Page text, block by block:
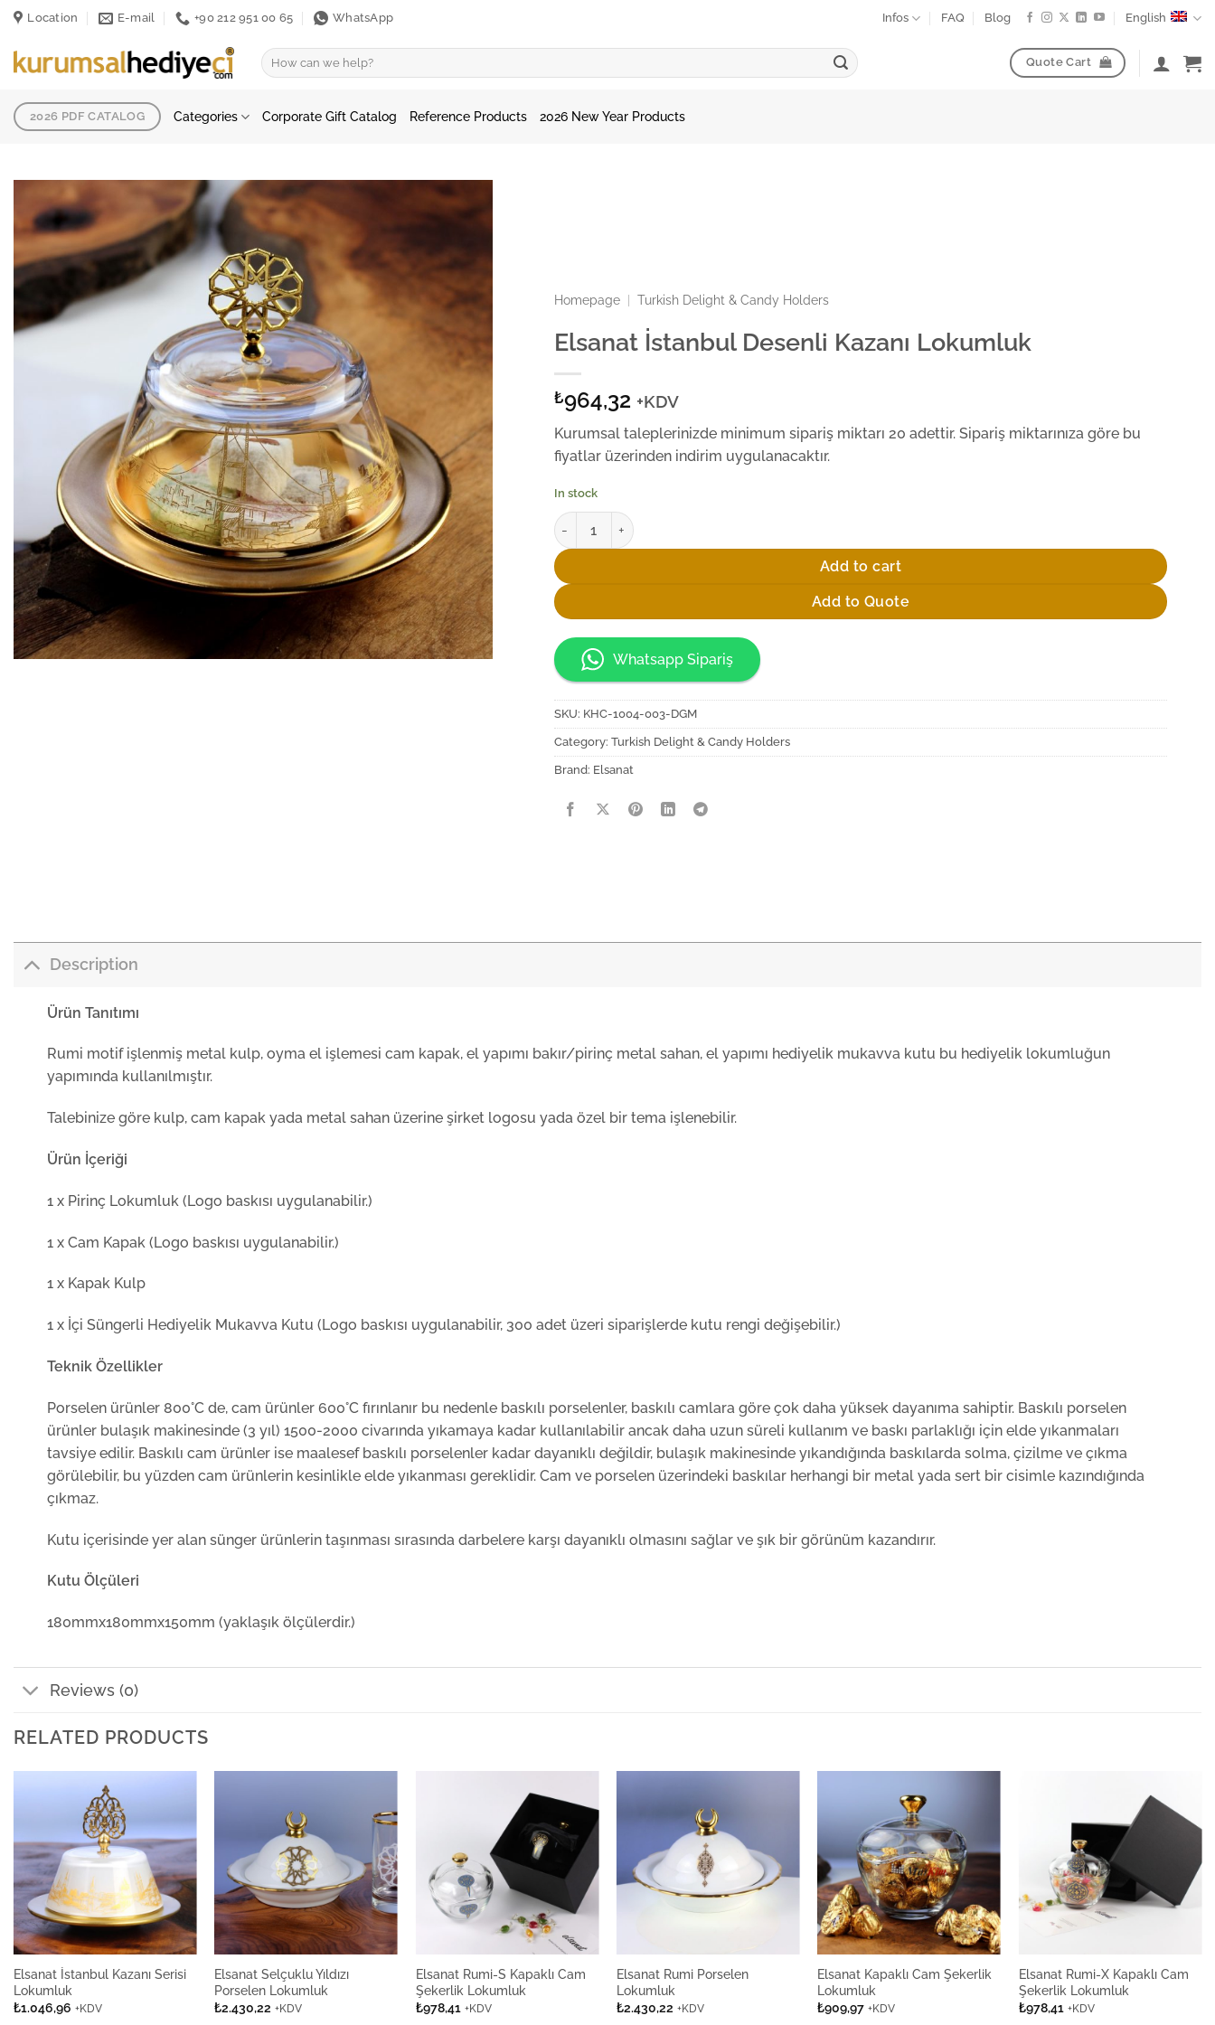
Skip
content
Location E-mail +90 212 951 00 65 WhatsApp Infos FAQ Blog English
Search
for:
Quote Cart
2026 PDF CATALOG Categories Corporate Gift Catalog Reference Products 2026 New Year Products
Homepage Turkish Delight & Candy Holders
Elsanat İstanbul Desenli Kazanı Lokumluk
₺964,32 +KDV
Kurumsal taleplerinizde minimum sipariş miktarı 20 adettir. Sipariş miktarınıza göre bu
fiyatlar üzerinden indirim uygulanacaktır.
In stock
Elsanat İstanbul Desenli Kazanı Lokumluk quantity
Add to cart
Add to Quote
Whatsapp Sipariş
SKU: KHC-1004-003-DGM
Category: Turkish Delight & Candy Holders
Brand: Elsanat
Description
Ürün Tanıtımı
Rumi motif işlenmiş metal kulp, oyma el işlemesi cam kapak, el yapımı bakır/pirinç metal sahan, el yapımı hediyelik mukavva kutu bu hediyelik lokumluğun
yapımında kullanılmıştır.
Talebinize göre kulp, cam kapak yada metal sahan üzerine şirket logosu yada özel bir tema işlenebilir.
Ürün İçeriği
1 x Pirinç Lokumluk (Logo baskısı uygulanabilir.)
1 x Cam Kapak (Logo baskısı uygulanabilir.)
1 x Kapak Kulp
1 x İçi Süngerli Hediyelik Mukavva Kutu (Logo baskısı uygulanabilir, 300 adet üzeri siparişlerde kutu rengi değişebilir.)
Teknik Özellikler
Porselen ürünler 800°C de, cam ürünler 600°C fırınlanır bu nedenle baskılı porselenler, baskılı camlara göre çok daha yüksek dayanıma sahiptir. Baskılı porselen
ürünler bulaşık makinesinde (3 yıl) 1500-2000 civarında yıkamaya kadar kullanılabilir ancak daha uzun süreli kullanım ve baskı parlaklığı için elde yıkanmaları
tavsiye edilir. Baskılı cam ürünler ise maalesef baskılı porselenler kadar dayanıklı değildir, bulaşık makinesinde yıkandığında baskılarda solma, çizilme ve çıkma
görülebilir, bu yüzden cam ürünlerin kesinlikle elde yıkanması gereklidir. Cam ve porselen üzerindeki baskılar herhangi bir metal yada sert bir cisimle kazındığında
çıkmaz.
Kutu içerisinde yer alan sünger ürünlerin taşınması sırasında darbelere karşı dayanıklı olmasını sağlar ve şık bir görünüm kazandırır.
Kutu Ölçüleri
180mmx180mmx150mm (yaklaşık ölçülerdir.)
Reviews (0)
RELATED PRODUCTS
Elsanat İstanbul Kazanı Serisi
Lokumluk
₺1.046,96 +KDV
Elsanat Selçuklu Yıldızı
Porselen Lokumluk
₺2.430,22 +KDV
Elsanat Rumi-S Kapaklı Cam
Şekerlik Lokumluk
₺978,41 +KDV
Elsanat Rumi Porselen
Lokumluk
₺2.430,22 +KDV
Elsanat Kapaklı Cam Şekerlik
Lokumluk
₺909,97 +KDV
Elsanat Rumi-X Kapaklı Cam
Şekerlik Lokumluk
₺978,41 +KDV